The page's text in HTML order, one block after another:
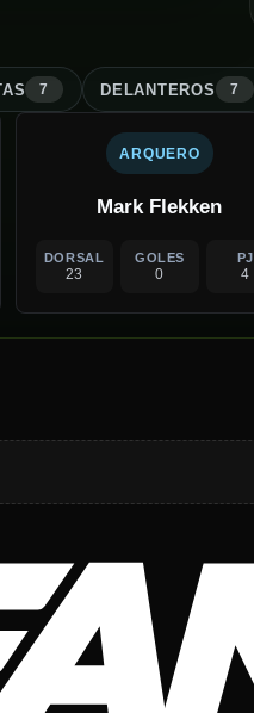
S 7 DELANTEROS 7
ARQUERO
Mark Flekken
DORSAL
23
GOLES
0
PJ
4